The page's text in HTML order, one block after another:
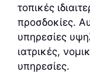
τοπικές
προσδοκίες.
υπηρεσίες
ιατρικές,
υπηρεσίες.